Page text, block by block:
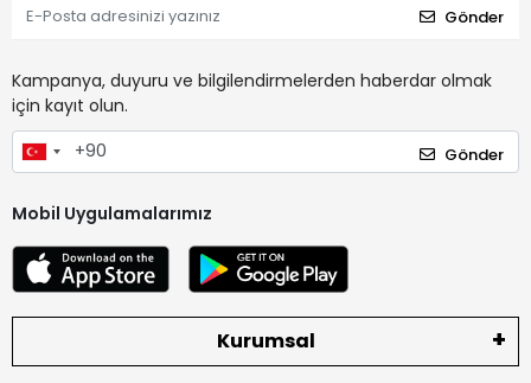
Gönder
Kampanya, duyuru ve bilgilendirmelerden haberdar olmak
için kayıt olun.
Gönder
Mobil Uygulamalarımız
Kurumsal